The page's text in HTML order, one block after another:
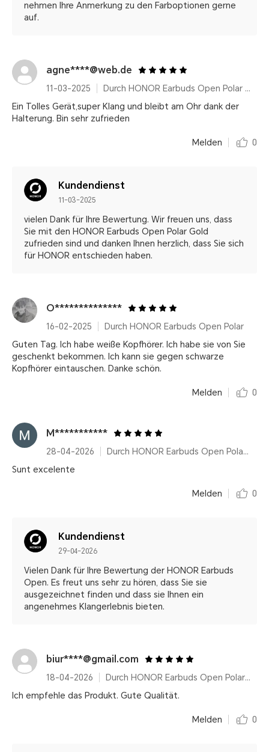
nehmen Ihre Anmerkung zu den Farboptionen gerne
auf.
agne****@web.de
11-03-2025
Durch HONOR Earbuds Open Polar Gold
Ein Tolles Gerät,super Klang und bleibt am Ohr dank der
Halterung. Bin sehr zufrieden
Melden 0
Kundendienst
11-03-2025
vielen Dank für Ihre Bewertung. Wir freuen uns, dass
Sie mit den HONOR Earbuds Open Polar Gold
zufrieden sind und danken Ihnen herzlich, dass Sie sich
für HONOR entschieden haben.
O**************
16-02-2025
Durch HONOR Earbuds Open Polar
Guten Tag. Ich habe weiße Kopfhörer. Ich habe sie von Sie
geschenkt bekommen. Ich kann sie gegen schwarze
Kopfhörer eintauschen. Danke schön.
Melden 0
M***********
28-04-2026
Durch HONOR Earbuds Open Polar Gold
Sunt excelente
Melden 0
Kundendienst
29-04-2026
Vielen Dank für Ihre Bewertung der HONOR Earbuds
Open. Es freut uns sehr zu hören, dass Sie sie
ausgezeichnet finden und dass sie Ihnen ein
angenehmes Klangerlebnis bieten.
biur****@gmail.com
18-04-2026
Durch HONOR Earbuds Open Polar Gold
Ich empfehle das Produkt. Gute Qualität.
Melden 0